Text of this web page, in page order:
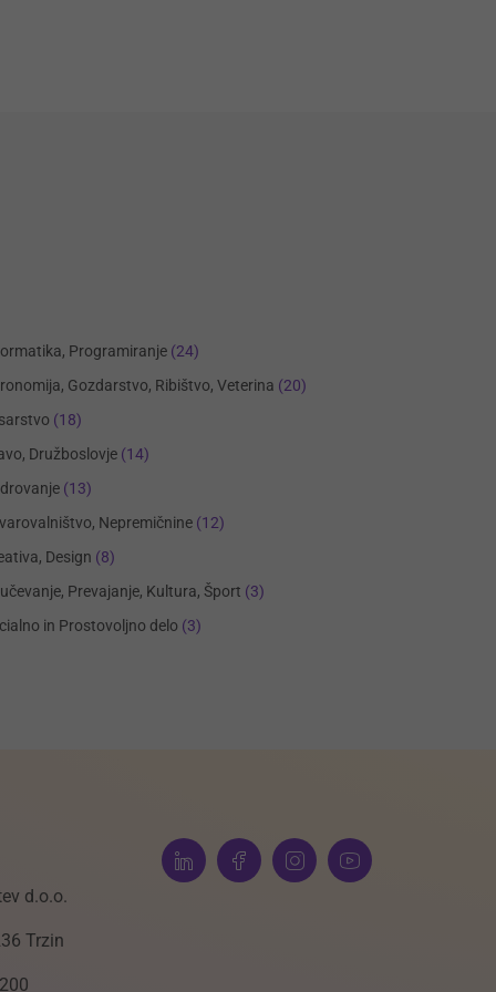
Programiranje (24)
Gozdarstvo, Ribištvo, Veterina (20)
(18)
Družboslovje (14)
(13)
Nepremičnine (12)
Design (8)
Prevajanje, Kultura, Šport (3)
in Prostovoljno delo (3)
d.o.o.
Trzin